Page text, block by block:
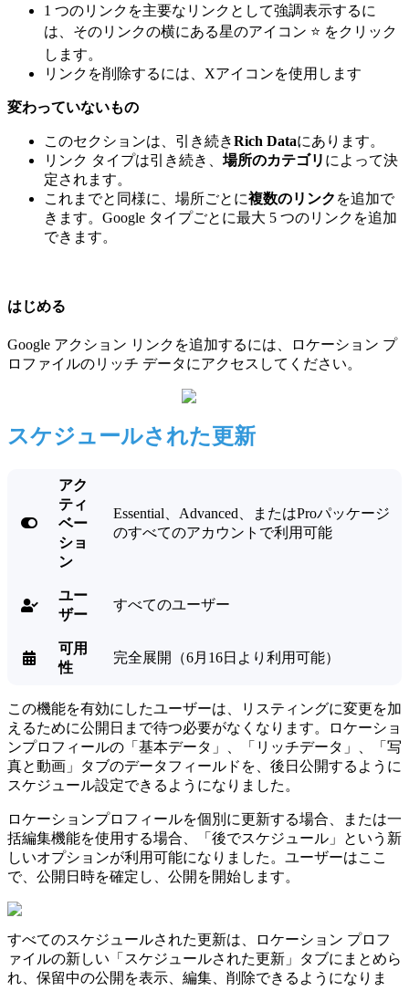
1 つのリンクを主要なリンクとして強調表示するに
は、そのリンクの横にある星のアイコン ⭐️ をクリック
します。
リンクを削除するには、Xアイコンを使用します
変わっていないもの
このセクションは、引き続きRich Dataにあります。
リンク タイプは引き続き、 場所のカテゴリ によって決
定されます。
これまでと同様に、場所ごとに複数のリンク を追加で
きます。Google タイプごとに最大 5 つのリンクを追加
できます。
はじめる
Google アクション リンクを追加するには、ロケーション プ
ロファイルのリッチ データにアクセスしてください。
スケジュールされた更新

アク
ティ
ベー
ショ
ン
Essential、Advanced、またはProパッケージ
のすべてのアカウントで利用可能

ユー
ザー
すべてのユーザー

可用
性
完全展開（6月16日より利用可能）
この機能を有効にしたユーザーは、リスティングに変更を加
えるために公開日まで待つ必要がなくなります。ロケーショ
ンプロフィールの「基本データ」、「リッチデータ」、「写
真と動画」タブのデータフィールドを、後日公開するように
スケジュール設定できるようになりました。
ロケーションプロフィールを個別に更新する場合、または一
括編集機能を使用する場合、「後でスケジュール」という新
しいオプションが利用可能になりました。ユーザーはここ
で、公開日時を確定し、公開を開始します。
すべてのスケジュールされた更新は、ロケーション プロフ
ァイルの新しい「スケジュールされた更新」タブにまとめら
れ、保留中の公開を表示、編集、削除できるようになりま